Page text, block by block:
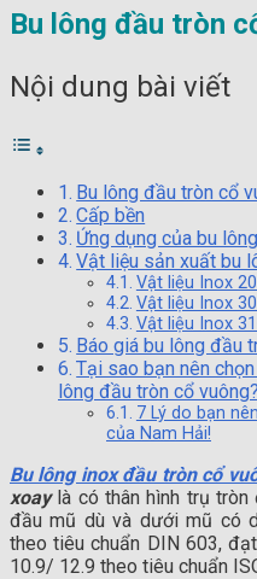
Bu lông đầu tròn
Nội dung bài viết
Bu lông đầu tròn cổ
Cấp bền
Ứng dụng của bu
Vật liệu sản xuất bu
Vật liệu Inox
Vật liệu Inox
Vật liệu Inox
Báo giá bu lông đầu
Tại sao bạn nên
lông đầu tròn cổ vuông?
7 Lý do bạn
của Nam Hải!
Bu lông inox đầu tròn cổ
xoay là có thân hình trụ
đầu mũ dù và dưới mũ có
theo tiêu chuẩn DIN 603,
10.9/ 12.9 theo tiêu chuẩn